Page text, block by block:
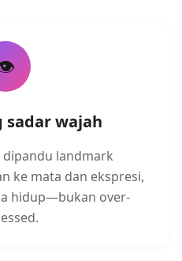
sadar wajah
landmark
ke mata dan ekspresi,
hidup—bukan over-